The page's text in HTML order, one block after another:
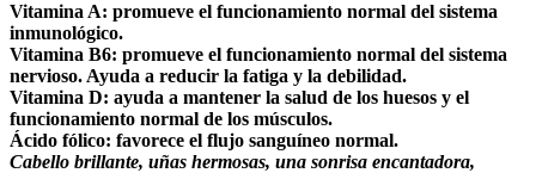
Vitamina A: promueve el funcionamiento normal del sistema
inmunológico.
Vitamina B6: promueve el funcionamiento normal del sistema
nervioso. Ayuda a reducir la fatiga y la debilidad.
Vitamina D: ayuda a mantener la salud de los huesos y el
funcionamiento normal de los músculos.
Ácido fólico: favorece el flujo sanguíneo normal.
Cabello brillante, uñas hermosas, una sonrisa encantadora,